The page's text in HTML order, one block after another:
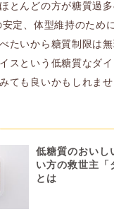
とんどの方が糖質過
定、体型維持のため
たいから糖質制限は
スという低糖質なダ
ても良いかもしれませ
低糖質のおいし
い方の救世主「
とは